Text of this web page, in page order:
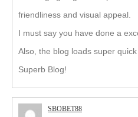
friendliness and visual appeal.
I must say you have done a
Also, the blog loads super
Superb Blog!
SBOBET88